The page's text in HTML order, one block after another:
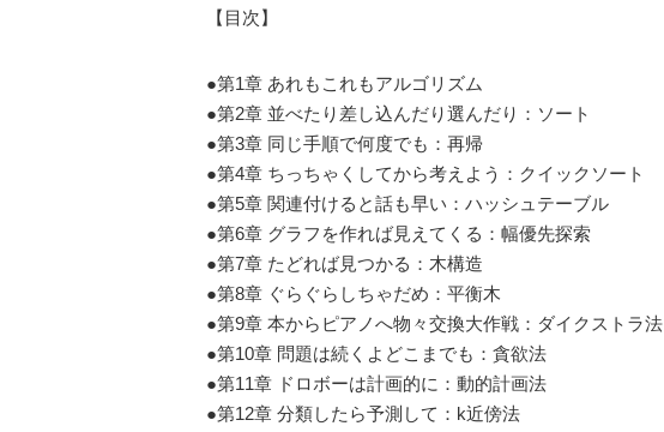
【目次】
●第1章 あれもこれもアルゴリズム
●第2章 並べたり差し込んだり選んだり：ソート
●第3章 同じ手順で何度でも：再帰
●第4章 ちっちゃくしてから考えよう：クイックソート
●第5章 関連付けると話も早い：ハッシュテーブル
●第6章 グラフを作れば見えてくる：幅優先探索
●第7章 たどれば見つかる：木構造
●第8章 ぐらぐらしちゃだめ：平衡木
●第9章 本からピアノへ物々交換大作戦：ダイクストラ法
●第10章 問題は続くよどこまでも：貪欲法
●第11章 ドロボーは計画的に：動的計画法
●第12章 分類したら予測して：k近傍法